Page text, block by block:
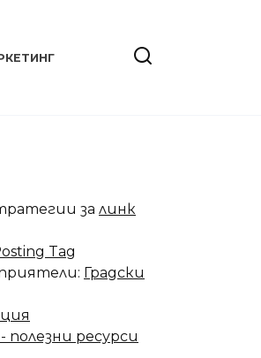
за линк
Tag
Градски
полезни ресурси